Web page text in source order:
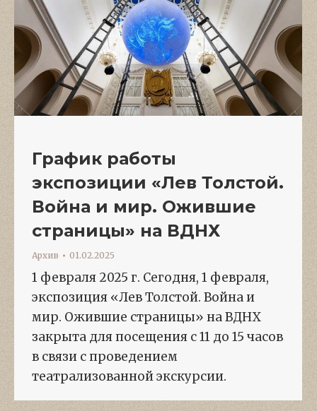
График работы
экспозиции «Лев Толстой.
Война и мир. Ожившие
страницы» на ВДНХ
Архив 01.02.2025
1 февраля 2025 г. Сегодня, 1 февраля,
экспозиция «Лев Толстой. Война и
мир. Ожившие страницы» на ВДНХ
закрыта для посещения с 11 до 15 часов
в связи с проведением
театрализованной экскурсии.